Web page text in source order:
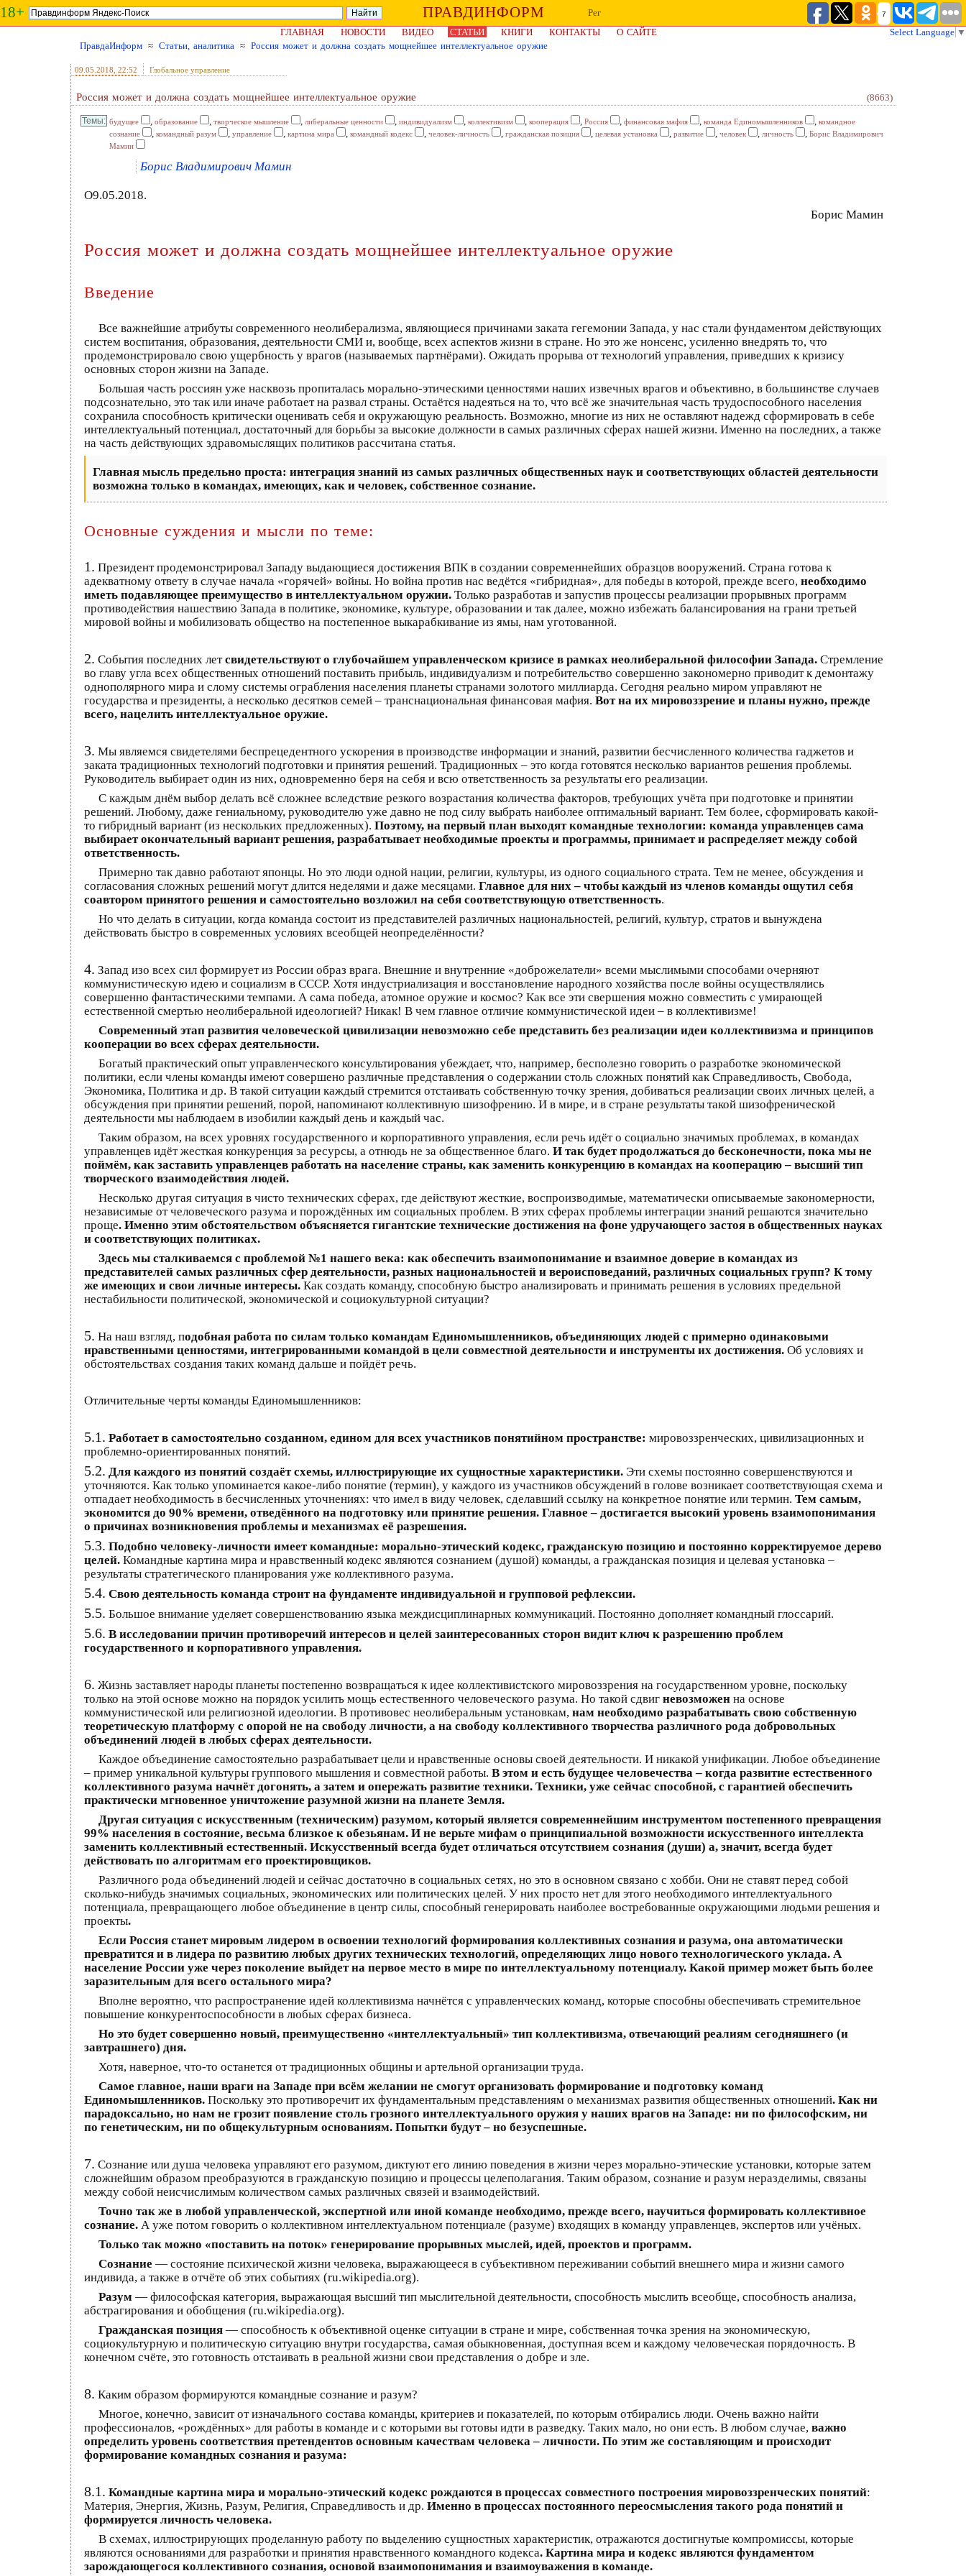
18+ ПРАВДИНФОРМ Рег 7
ГЛАВНАЯ НОВОСТИ ВИДЕО СТАТЬИ КНИГИ КОНТАКТЫ О САЙТЕ Select Language ▼
ПравдаИнформ ≈ Статьи, аналитика ≈ Россия может и должна создать мощнейшее интеллектуальное оружие
09.05.2018 , 22:52 Глобальное управление
Россия может и должна создать мощнейшее интеллектуальное оружие (8663)
будущее , образование , творческое мышление , либеральные ценности , индивидуализм , коллективизм , кооперация , Россия , финансовая мафия , команда Единомышленников , командное
сознание
, командный разум , управление , картина мира , командный кодекс , человек-личность , гражданская позиция , целевая установка , развитие , человек , личность , Борис Владимирович
Мамин
Борис Владимирович Мамин
О9.05.2018.
Борис Мамин
Россия может и должна создать мощнейшее интеллектуальное оружие
Введение
Все важнейшие атрибуты современного неолиберализма, являющиеся причинами заката гегемонии Запада, у нас стали фундаментом действующих
систем воспитания, образования, деятельности СМИ и, вообще, всех аспектов жизни в стране. Но это же нонсенс, усиленно внедрять то, что
продемонстрировало свою ущербность у врагов (называемых партнёрами). Ожидать прорыва от технологий управления, приведших к кризису
основных сторон жизни на Западе.
Большая часть россиян уже насквозь пропиталась морально-этическими ценностями наших извечных врагов и объективно, в большинстве случаев
подсознательно, это так или иначе работает на развал страны. Остаётся надеяться на то, что всё же значительная часть трудоспособного населения
сохранила способность критически оценивать себя и окружающую реальность. Возможно, многие из них не оставляют надежд сформировать в себе
интеллектуальный потенциал, достаточный для борьбы за высокие должности в самых различных сферах нашей жизни. Именно на последних, а также
на часть действующих здравомыслящих политиков рассчитана статья.
Главная мысль предельно проста: интеграция знаний из самых различных общественных наук и соответствующих областей деятельности
возможна только в командах, имеющих, как и человек, собственное сознание.
Основные суждения и мысли по теме:
1. Президент продемонстрировал Западу выдающиеся достижения ВПК в создании современнейших образцов вооружений. Страна готова к
адекватному ответу в случае начала «горячей» войны. Но война против нас ведётся «гибридная», для победы в которой, прежде всего, необходимо
иметь подавляющее преимущество в интеллектуальном оружии. Только разработав и запустив процессы реализации прорывных программ
противодействия нашествию Запада в политике, экономике, культуре, образовании и так далее, можно избежать балансирования на грани третьей
мировой войны и мобилизовать общество на постепенное выкарабкивание из ямы, нам уготованной.
2. События последних летсвидетельствуют о глубочайшем управленческом кризисе в рамках неолиберальной философии Запада. Стремление
во главу угла всех общественных отношений поставить прибыль, индивидуализм и потребительство совершенно закономерно приводит к демонтажу
однополярного мира и слому системы ограбления населения планеты странами золотого миллиарда. Сегодня реально миром управляют не
государства и президенты, а несколько десятков семей – транснациональная финансовая мафия. Вот на их мировоззрение и планы нужно, прежде
всего, нацелить интеллектуальное оружие.
3. Мы являемся свидетелями беспрецедентного ускорения в производстве информации и знаний, развитии бесчисленного количества гаджетов и
заката традиционных технологий подготовки и принятия решений. Традиционных – это когда готовятся несколько вариантов решения проблемы.
Руководитель выбирает один из них, одновременно беря на себя и всю ответственность за результаты его реализации.
С каждым днём выбор делать всё сложнее вследствие резкого возрастания количества факторов, требующих учёта при подготовке и принятии
решений. Любому, даже гениальному, руководителю уже давно не под силу выбрать наиболее оптимальный вариант. Тем более, сформировать какой-
то гибридный вариант (из нескольких предложенных). Поэтому, на первый план выходят командные технологии: команда управленцев сама
выбирает окончательный вариант решения, разрабатывает необходимые проекты и программы, принимает и распределяет между собой
ответственность.
Примерно так давно работают японцы. Но это люди одной нации, религии, культуры, из одного социального страта. Тем не менее, обсуждения и
согласования сложных решений могут длится неделями и даже месяцами. Главное для них – чтобы каждый из членов команды ощутил себя
соавтором принятого решения и самостоятельно возложил на себя соответствующую ответственность.
Но что делать в ситуации, когда команда состоит из представителей различных национальностей, религий, культур, стратов и вынуждена
действовать быстро в современных условиях всеобщей неопределённости?
4. Запад изо всех сил формирует из России образ врага. Внешние и внутренние «доброжелатели» всеми мыслимыми способами очерняют
коммунистическую идею и социализм в СССР. Хотя индустриализация и восстановление народного хозяйства после войны осуществлялись
совершенно фантастическими темпами. А сама победа, атомное оружие и космос? Как все эти свершения можно совместить с умирающей
естественной смертью неолиберальной идеологией? Никак! В чем главное отличие коммунистической идеи – в коллективизме!
Современный этап развития человеческой цивилизации невозможно себе представить без реализации идеи коллективизма и принципов
кооперации во всех сферах деятельности.
Богатый практический опыт управленческого консультирования убеждает, что, например, бесполезно говорить о разработке экономической
политики, если члены команды имеют совершено различные представления о содержании столь сложных понятий как Справедливость, Свобода,
Экономика, Политика и др. В такой ситуации каждый стремится отстаивать собственную точку зрения, добиваться реализации своих личных целей, а
обсуждения при принятии решений, порой, напоминают коллективную шизофрению. И в мире, и в стране результаты такой шизофренической
деятельности мы наблюдаем в изобилии каждый день и каждый час.
Таким образом, на всех уровнях государственного и корпоративного управления, если речь идёт о социально значимых проблемах, в командах
управленцев идёт жесткая конкуренция за ресурсы, а отнюдь не за общественное благо. И так будет продолжаться до бесконечности, пока мы не
поймём, как заставить управленцев работать на население страны, как заменить конкуренцию в командах на кооперацию – высший тип
творческого взаимодействия людей.
Несколько другая ситуация в чисто технических сферах, где действуют жесткие, воспроизводимые, математически описываемые закономерности,
независимые от человеческого разума и порождённых им социальных проблем. В этих сферах проблемы интеграции знаний решаются значительно
проще. Именно этим обстоятельством объясняется гигантские технические достижения на фоне удручающего застоя в общественных науках
и соответствующих политиках.
Здесь мы сталкиваемся с проблемой №1 нашего века: как обеспечить взаимопонимание и взаимное доверие в командах из
представителей самых различных сфер деятельности, разных национальностей и вероисповеданий, различных социальных групп? К тому
же имеющих и свои личные интересы. Как создать команду, способную быстро анализировать и принимать решения в условиях предельной
нестабильности политической, экономической и социокультурной ситуации?
5. На наш взгляд, подобная работа по силам только командам Единомышленников, объединяющих людей с примерно одинаковыми
нравственными ценностями, интегрированными командой в цели совместной деятельности и инструменты их достижения. Об условиях и
обстоятельствах создания таких команд дальше и пойдёт речь.
Отличительные черты команды Единомышленников:
5.1. Работает в самостоятельно созданном, едином для всех участников понятийном пространстве: мировоззренческих, цивилизационных и
проблемно-ориентированных понятий.
5.2. Для каждого из понятий создаёт схемы, иллюстрирующие их сущностные характеристики. Эти схемы постоянно совершенствуются и
уточняются. Как только упоминается какое-либо понятие (термин), у каждого из участников обсуждений в голове возникает соответствующая схема и
отпадает необходимость в бесчисленных уточнениях: что имел в виду человек, сделавший ссылку на конкретное понятие или термин. Тем самым,
экономится до 90% времени, отведённого на подготовку или принятие решения. Главное – достигается высокий уровень взаимопонимания
о причинах возникновения проблемы и механизмах её разрешения.
5.3. Подобно человеку-личности имеет командные: морально-этический кодекс, гражданскую позицию и постоянно корректируемое дерево
целей. Командные картина мира и нравственный кодекс являются сознанием (душой) команды, а гражданская позиция и целевая установка –
результаты стратегического планирования уже коллективного разума.
5.4. Свою деятельность команда строит на фундаменте индивидуальной и групповой рефлексии.
5.5. Большое внимание уделяет совершенствованию языка междисциплинарных коммуникаций. Постоянно дополняет командный глоссарий.
5.6. В исследовании причин противоречий интересов и целей заинтересованных сторон видит ключ к разрешению проблем
государственного и корпоративного управления.
6. Жизнь заставляет народы планеты постепенно возвращаться к идее коллективистского мировоззрения на государственном уровне, поскольку
только на этой основе можно на порядок усилить мощь естественного человеческого разума. Но такой сдвиг невозможен на основе
коммунистической или религиозной идеологии. В противовес неолиберальным установкам, нам необходимо разрабатывать свою собственную
теоретическую платформу с опорой не на свободу личности, а на свободу коллективного творчества различного рода добровольных
объединений людей в любых сферах деятельности.
Каждое объединение самостоятельно разрабатывает цели и нравственные основы своей деятельности. И никакой унификации. Любое объединение
– пример уникальной культуры группового мышления и совместной работы. В этом и есть будущее человечества – когда развитие естественного
коллективного разума начнёт догонять, а затем и опережать развитие техники. Техники, уже сейчас способной, с гарантией обеспечить
практически мгновенное уничтожение разумной жизни на планете Земля.
Другая ситуация с искусственным (техническим) разумом, который является современнейшим инструментом постепенного превращения
99% населения в состояние, весьма близкое к обезьянам. И не верьте мифам о принципиальной возможности искусственного интеллекта
заменить коллективный естественный. Искусственный всегда будет отличаться отсутствием сознания (души) а, значит, всегда будет
действовать по алгоритмам его проектировщиков.
Различного рода объединений людей и сейчас достаточно в социальных сетях, но это в основном связано с хобби. Они не ставят перед собой
сколько-нибудь значимых социальных, экономических или политических целей. У них просто нет для этого необходимого интеллектуального
потенциала, превращающего любое объединение в центр силы, способный генерировать наиболее востребованные окружающими людьми решения и
проекты.
Если Россия станет мировым лидером в освоении технологий формирования коллективных сознания и разума, она автоматически
превратится и в лидера по развитию любых других технических технологий, определяющих лицо нового технологического уклада. А
население России уже через поколение выйдет на первое место в мире по интеллектуальному потенциалу. Какой пример может быть более
заразительным для всего остального мира?
Вполне вероятно, что распространение идей коллективизма начнётся с управленческих команд, которые способны обеспечивать стремительное
повышение конкурентоспособности в любых сферах бизнеса.
Но это будет совершенно новый, преимущественно «интеллектуальный» тип коллективизма, отвечающий реалиям сегодняшнего (и
завтрашнего) дня.
Хотя, наверное, что-то останется от традиционных общины и артельной организации труда.
Самое главное, наши враги на Западе при всём желании не смогут организовать формирование и подготовку команд
Единомышленников. Поскольку это противоречит их фундаментальным представлениям о механизмах развития общественных отношений. Как ни
парадоксально, но нам не грозит появление столь грозного интеллектуального оружия у наших врагов на Западе: ни по философским, ни
по генетическим, ни по общекультурным основаниям. Попытки будут – но безуспешные.
7. Сознание или душа человека управляют его разумом, диктуют его линию поведения в жизни через морально-этические установки, которые затем
сложнейшим образом преобразуются в гражданскую позицию и процессы целеполагания. Таким образом, сознание и разум неразделимы, связаны
между собой неисчислимым количеством самых различных связей и взаимодействий.
Точно так же в любой управленческой, экспертной или иной команде необходимо, прежде всего, научиться формировать коллективное
сознание. А уже потом говорить о коллективном интеллектуальном потенциале (разуме) входящих в команду управленцев, экспертов или учёных.
Только так можно «поставить на поток» генерирование прорывных мыслей, идей, проектов и программ.
Сознание — состояние психической жизни человека, выражающееся в субъективном переживании событий внешнего мира и жизни самого
индивида, а также в отчёте об этих событиях (ru.wikipedia.org).
Разум — философская категория, выражающая высший тип мыслительной деятельности, способность мыслить всеобще, способность анализа,
абстрагирования и обобщения (ru.wikipedia.org).
Гражданская позиция — способность к объективной оценке ситуации в стране и мире, собственная точка зрения на экономическую,
социокультурную и политическую ситуацию внутри государства, самая обыкновенная, доступная всем и каждому человеческая порядочность. В
конечном счёте, это готовность отстаивать в реальной жизни свои представления о добре и зле.
8. Каким образом формируются командные сознание и разум?
Многое, конечно, зависит от изначального состава команды, критериев и показателей, по которым отбирались люди. Очень важно найти
профессионалов, «рождённых» для работы в команде и с которыми вы готовы идти в разведку. Таких мало, но они есть. В любом случае, важно
определить уровень соответствия претендентов основным качествам человека – личности. По этим же составляющим и происходит
формирование командных сознания и разума:
8.1. Командные картина мира и морально-этический кодекс рождаются в процессах совместного построения мировоззренческих понятий:
Материя, Энергия, Жизнь, Разум, Религия, Справедливость и др. Именно в процессах постоянного переосмысления такого рода понятий и
формируется личность человека.
В схемах, иллюстрирующих проделанную работу по выделению сущностных характеристик, отражаются достигнутые компромиссы, которые
являются основаниями для разработки и принятия нравственного командного кодекса. Картина мира и кодекс являются фундаментом
зарождающегося коллективного сознания, основой взаимопонимания и взаимоуважения в команде.